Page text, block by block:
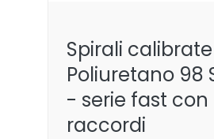
Spirali
Poliuretano 98
- serie fast con
raccordi